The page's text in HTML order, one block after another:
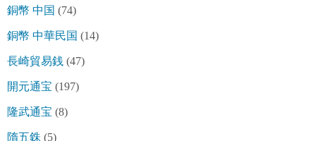
銅幣 中国 (74)
銅幣 中華民国 (14)
長崎貿易銭 (47)
開元通宝 (197)
隆武通宝 (8)
隋五銖 (5)